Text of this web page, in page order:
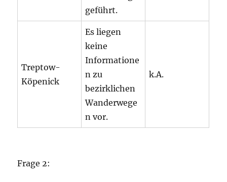
geführt.
Treptow-
Köpenick
Es liegen
keine
Informatione
n zu
bezirklichen
Wanderwege
n vor.
k.A.
Frage 2: